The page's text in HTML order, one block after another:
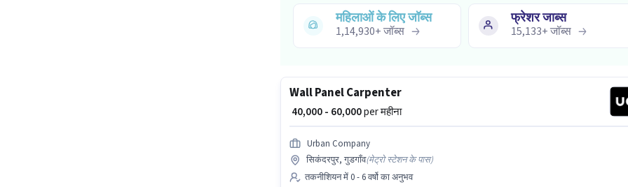
महिलाओं के लिए जॉब्स
1,14,930+जॉब्स
फ्रेशर जाब्स
15,133+जॉब्स
Wall Panel Carpenter
₹ 40,000 - 60,000per महीना
Urban Company
सिकंदरपुर, गुडगाँव(मेट्रो स्टेशन के पास)
तकनीशियन में 0 - 6 वर्षो का अनुभव